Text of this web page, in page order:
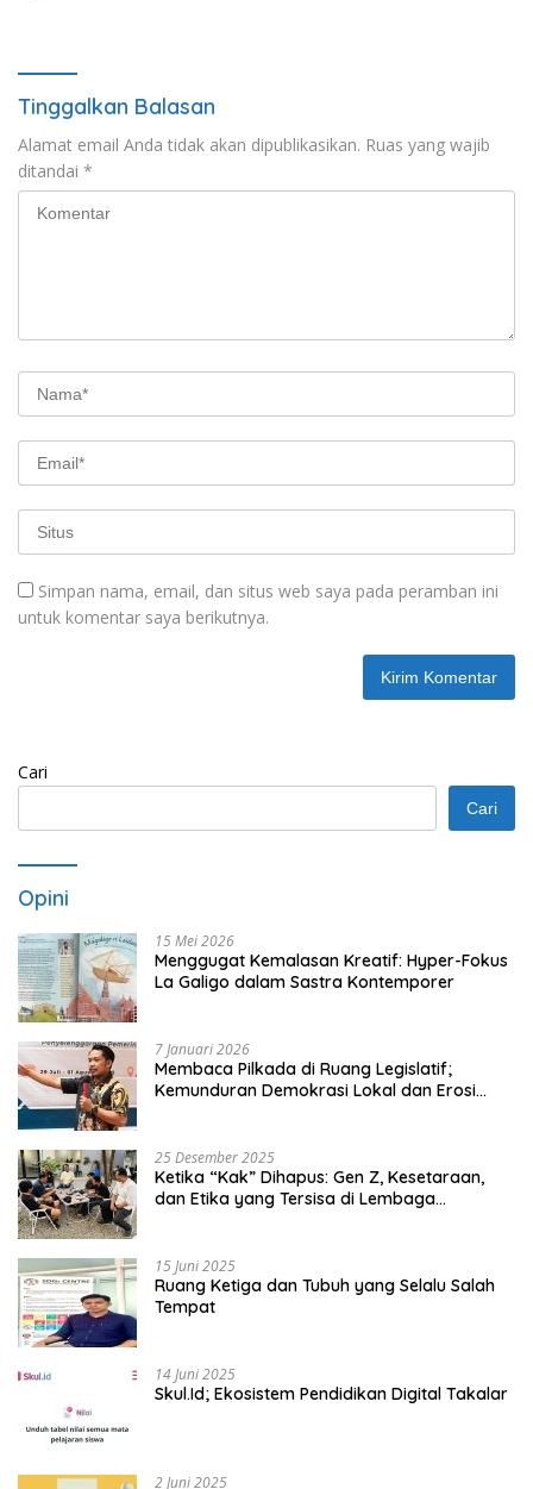
Tinggalkan Balasan
Alamat email Anda tidak akan dipublikasikan. Ruas yang wajib
ditandai *
Simpan nama, email, dan situs web saya pada peramban ini
untuk komentar saya berikutnya.
Cari
Cari
Opini
15 Mei 2026
Menggugat Kemalasan Kreatif: Hyper-Fokus
La Galigo dalam Sastra Kontemporer
7 Januari 2026
Membaca Pilkada di Ruang Legislatif;
Kemunduran Demokrasi Lokal dan Erosi
25 Desember 2025
Ketika “Kak” Dihapus: Gen Z, Kesetaraan,
dan Etika yang Tersisa di Lembaga
15 Juni 2025
Ruang Ketiga dan Tubuh yang Selalu Salah
Tempat
14 Juni 2025
Skul.Id; Ekosistem Pendidikan Digital Takalar
2 Juni 2025